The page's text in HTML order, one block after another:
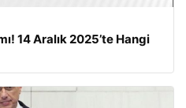
14 Aralık 2025’te Hangi